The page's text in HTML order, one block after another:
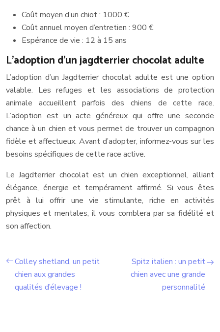
Coût moyen d’un chiot : 1000 €
Coût annuel moyen d’entretien : 900 €
Espérance de vie : 12 à 15 ans
L’adoption d’un jagdterrier chocolat adulte
L’adoption d’un Jagdterrier chocolat adulte est une option
valable. Les refuges et les associations de protection
animale accueillent parfois des chiens de cette race.
L’adoption est un acte généreux qui offre une seconde
chance à un chien et vous permet de trouver un compagnon
fidèle et affectueux. Avant d’adopter, informez-vous sur les
besoins spécifiques de cette race active.
Le Jagdterrier chocolat est un chien exceptionnel, alliant
élégance, énergie et tempérament affirmé. Si vous êtes
prêt à lui offrir une vie stimulante, riche en activités
physiques et mentales, il vous comblera par sa fidélité et
son affection.
Colley shetland, un petit
chien aux grandes
qualités d’élevage !
Spitz italien : un petit
chien avec une grande
personnalité